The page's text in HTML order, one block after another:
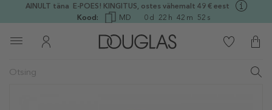
AINULT täna E-POES! KINGITUS, ostes vähemalt 49 € eest
Kood:
MD 0 d 22 h 42 m 51 s